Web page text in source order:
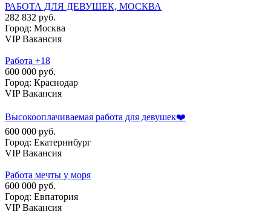
РАБОТА ДЛЯ ДЕВУШЕК, МОСКВА
282 832 руб.
Город: Москва
VIP Вакансия
Работа +18
600 000 руб.
Город: Краснодар
VIP Вакансия
Высокооплачиваемая работа для девушек❤️
600 000 руб.
Город: Екатеринбург
VIP Вакансия
Работа мечты у моря
600 000 руб.
Город: Евпатория
VIP Вакансия